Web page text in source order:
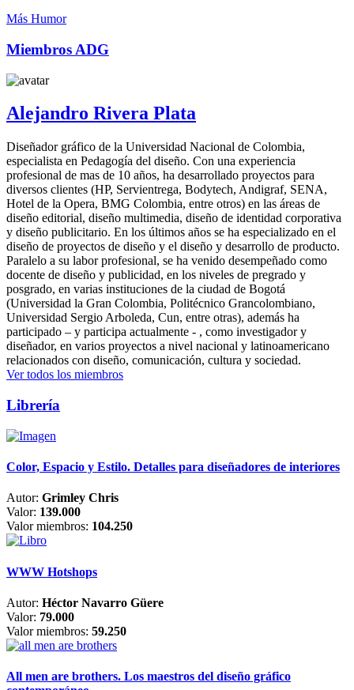
Más Humor
Miembros ADG
Alejandro Rivera Plata
Diseñador gráfico de la Universidad Nacional de Colombia,
especialista en Pedagogía del diseño. Con una experiencia
profesional de mas de 10 años, ha desarrollado proyectos para
diversos clientes (HP, Servientrega, Bodytech, Andigraf, SENA,
Hotel de la Opera, BMG Colombia, entre otros) en las áreas de
diseño editorial, diseño multimedia, diseño de identidad corporativa
y diseño publicitario. En los últimos años se ha especializado en el
diseño de proyectos de diseño y el diseño y desarrollo de producto.
Paralelo a su labor profesional, se ha venido desempeñado como
docente de diseño y publicidad, en los niveles de pregrado y
posgrado, en varias instituciones de la ciudad de Bogotá
(Universidad la Gran Colombia, Politécnico Grancolombiano,
Universidad Sergio Arboleda, Cun, entre otras), además ha
participado – y participa actualmente - , como investigador y
diseñador, en varios proyectos a nivel nacional y latinoamericano
relacionados con diseño, comunicación, cultura y sociedad.
Ver todos los miembros
Librería
Color, Espacio y Estilo. Detalles para diseñadores de interiores
Autor: Grimley Chris
Valor: 139.000
Valor miembros: 104.250
WWW Hotshops
Autor: Héctor Navarro Güere
Valor: 79.000
Valor miembros: 59.250
All men are brothers. Los maestros del diseño gráfico